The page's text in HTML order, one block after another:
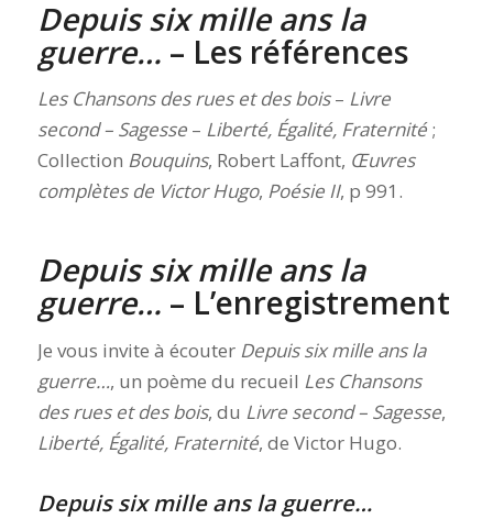
Depuis six mille ans la
guerre… – Les références
Les Chansons des rues et des bois– Livre
second – Sagesse– Liberté, Égalité, Fraternité;
Collection Bouquins, Robert Laffont, Œuvres
complètes de Victor Hugo, Poésie II, p 991.
Depuis six mille ans la
guerre… – L’enregistrement
Je vous invite à écouter Depuis six mille ans la
guerre…, un poème du recueil Les Chansons
des rues et des bois, du Livre second – Sagesse,
Liberté, Égalité, Fraternité, de Victor Hugo.
Depuis six mille ans la guerre…